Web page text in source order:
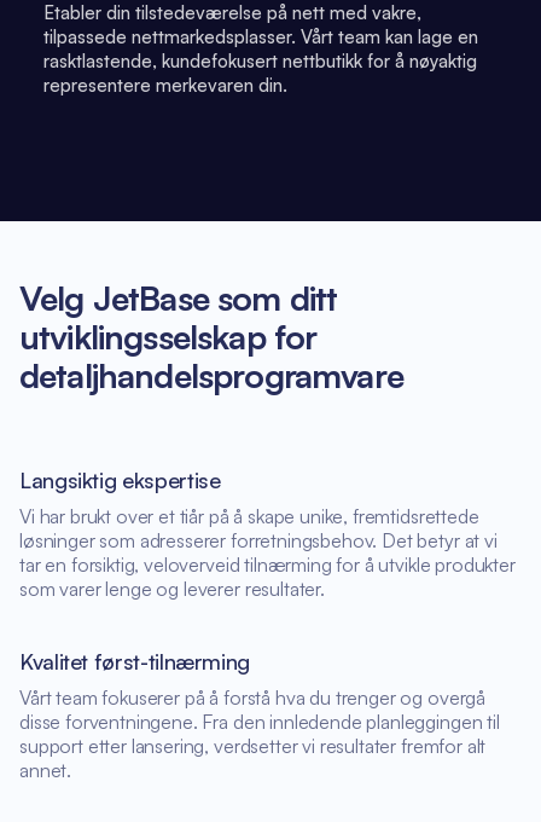
Etabler din tilstedeværelse på nett med vakre,
tilpassede nettmarkedsplasser. Vårt team kan lage en
rasktlastende, kundefokusert nettbutikk for å nøyaktig
representere merkevaren din.
Velg JetBase som ditt
utviklingsselskap for
detaljhandelsprogramvare
Langsiktig ekspertise
Vi har brukt over et tiår på å skape unike, fremtidsrettede
løsninger som adresserer forretningsbehov. Det betyr at vi
tar en forsiktig, veloverveid tilnærming for å utvikle produkter
som varer lenge og leverer resultater.
Kvalitet først-tilnærming
Vårt team fokuserer på å forstå hva du trenger og overgå
disse forventningene. Fra den innledende planleggingen til
support etter lansering, verdsetter vi resultater fremfor alt
annet.